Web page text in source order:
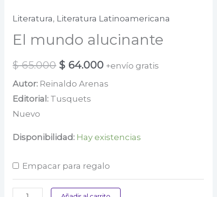
Literatura, Literatura Latinoamericana
El mundo alucinante
$65.000 El
precio
original
$ 65.000.
$ 64.000El
precio
$ 64.000.
+envío gratis
Autor: Reinaldo Arenas
Editorial: Tusquets
Nuevo
Disponibilidad: Hay existencias
Empacar para regalo